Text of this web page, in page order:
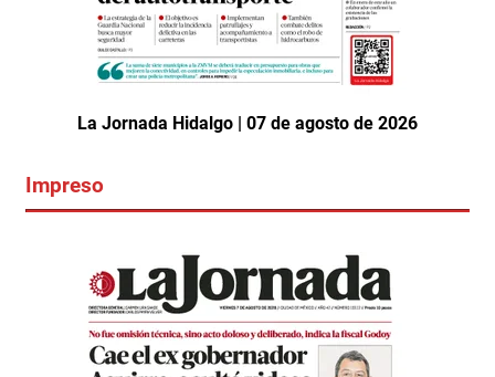
La Jornada Hidalgo | 07 de agosto de 2026
Impreso